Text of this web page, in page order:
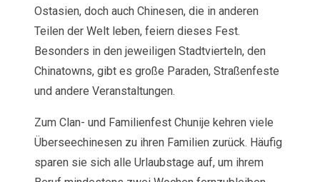
Ostasien, doch auch Chinesen, die in anderen
Teilen der Welt leben, feiern dieses Fest.
Besonders in den jeweiligen Stadtvierteln, den
Chinatowns, gibt es große Paraden, Straßenfeste
und andere Veranstaltungen.
Zum Clan- und Familienfest Chunije kehren viele
Überseechinesen zu ihren Familien zurück. Häufig
sparen sie sich alle Urlaubstage auf, um ihrem